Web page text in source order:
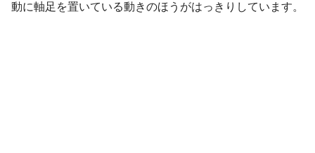
動に軸足を置いている動きのほうがはっきりしています。